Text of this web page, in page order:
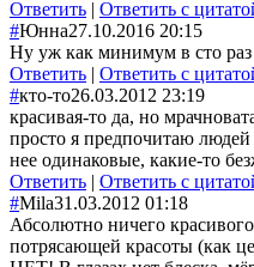
Ответить | Ответить с
#Юнна27.10.2016 20:15
Ну уж как минимум в сто
Ответить | Ответить с
#кто-то26.03.2012 23:19
красивая-то да, но
просто я предпочитаю
нее одинаковые, какие-то
Ответить | Ответить с
#Mila31.03.2012 01:18
Абсолютно ничего
потрясающей красоты (как